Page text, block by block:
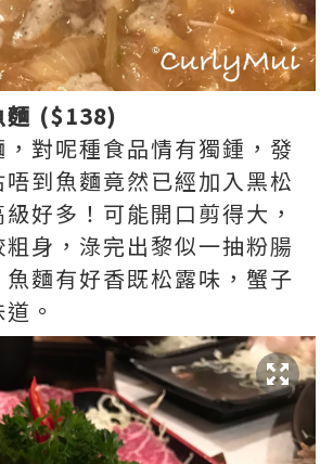
麵 ($138)
對呢種食品情有獨鍾，發
到魚麵竟然已經加入黑松
好多！可能開口剪得大，
身，淥完出黎似一抽粉腸
麵有好香既松露味，蟹子
。